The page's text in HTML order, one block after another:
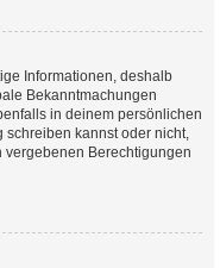
Informationen, deshalb
Bekanntmachungen
in deinem persönlichen
schreiben kannst oder nicht,
vergebenen Berechtigungen